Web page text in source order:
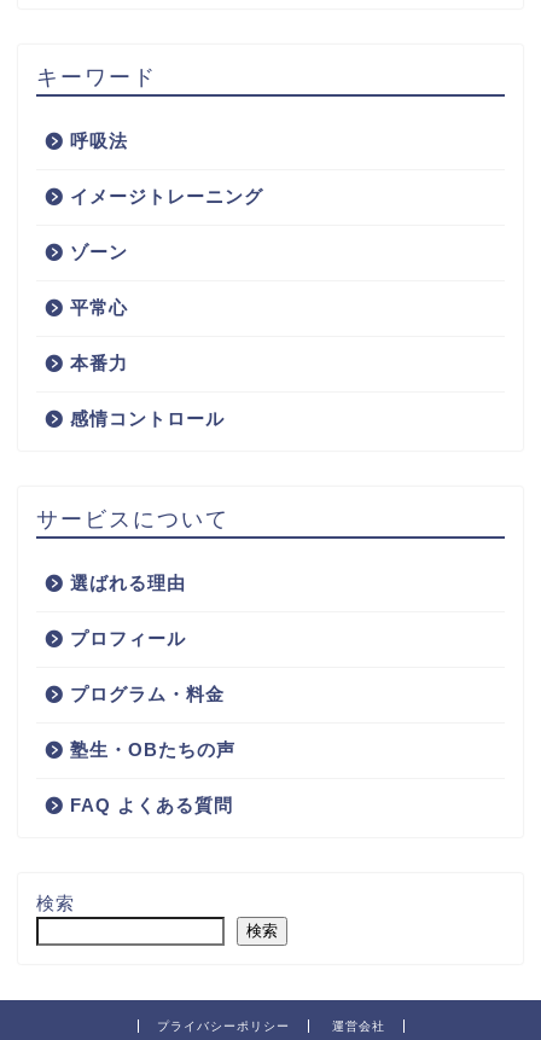
キーワード
呼吸法
イメージトレーニング
ゾーン
平常心
本番力
感情コントロール
サービスについて
選ばれる理由
プロフィール
プログラム・料金
塾生・OBたちの声
FAQ よくある質問
検索
検索
プライバシーポリシー 運営会社